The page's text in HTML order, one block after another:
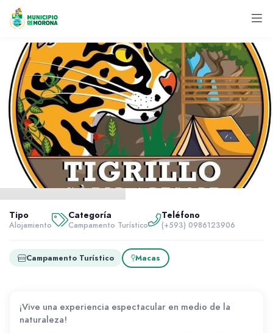
Alojamiento
Tipo
Alojamiento
Categoría
Campamento Turístico
Teléfono
(+593) 0986123906
Campamento Turístico Macas
¡Vive una experiencia espectacular en medio de la
naturaleza!